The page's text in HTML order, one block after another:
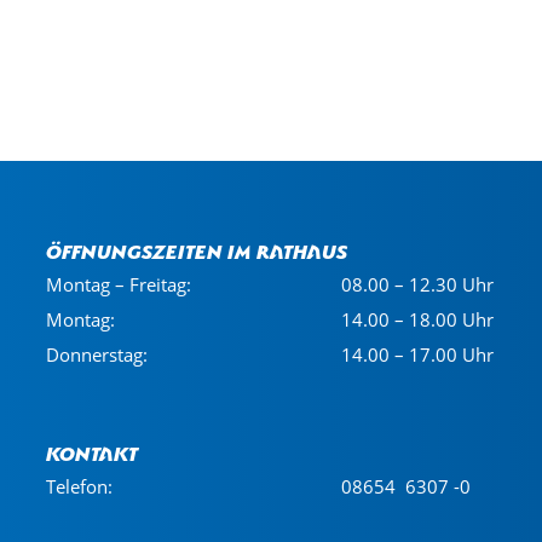
Öffnungszeiten im Rathaus
Montag – Freitag:
08.00 – 12.30 Uhr
Montag:
14.00 – 18.00 Uhr
Donnerstag:
14.00 – 17.00 Uhr
Kontakt
Telefon: 08654 6307 -0